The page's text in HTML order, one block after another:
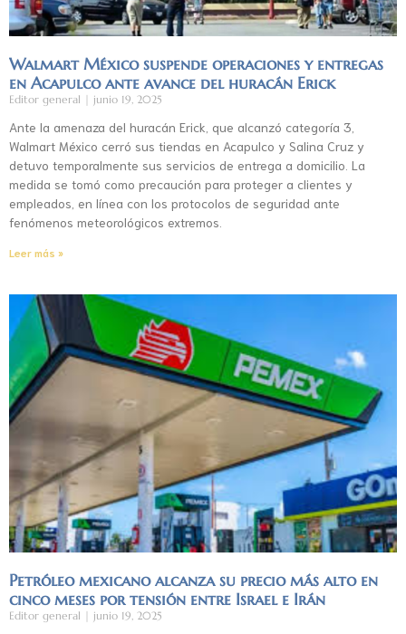
Walmart México suspende operaciones y entregas
en Acapulco ante avance del huracán Erick
Editor general junio 19, 2025
Ante la amenaza del huracán Erick, que alcanzó categoría 3,
Walmart México cerró sus tiendas en Acapulco y Salina Cruz y
detuvo temporalmente sus servicios de entrega a domicilio. La
medida se tomó como precaución para proteger a clientes y
empleados, en línea con los protocolos de seguridad ante
fenómenos meteorológicos extremos.
Leer más »
Petróleo mexicano alcanza su precio más alto en
cinco meses por tensión entre Israel e Irán
Editor general junio 19, 2025